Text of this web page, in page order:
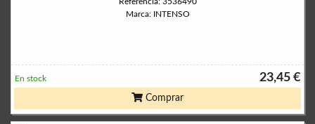
Marca: INTENSO
23,45 €
En stock
Comprar